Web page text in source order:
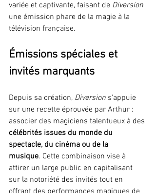
variée et captivante, faisant de Diversion
une émission phare de la magie à la
télévision française.
Émissions spéciales et
invités marquants
Depuis sa création, Diversion s'appuie
sur une recette éprouvée par Arthur :
associer des magiciens talentueux à des
célébrités issues du monde du
spectacle, du cinéma ou de la
musique. Cette combinaison vise à
attirer un large public en capitalisant
sur la notoriété des invités tout en